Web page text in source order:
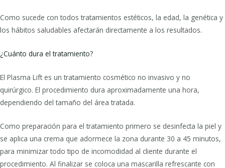
Como sucede con todos tratamientos estéticos, la edad, la genética y
los hábitos saludables afectarán directamente a los resultados.
¿Cuánto dura el tratamiento?
El Plasma Lift es un tratamiento cosmético no invasivo y no
quirúrgico. El procedimiento dura aproximadamente una hora,
dependiendo del tamaño del área tratada.
Como preparación para el tratamiento primero se desinfecta la piel y
se aplica una crema que adormece la zona durante 30 a 45 minutos,
para minimizar todo tipo de incomodidad al cliente durante el
procedimiento. Al finalizar se coloca una mascarilla refrescante con